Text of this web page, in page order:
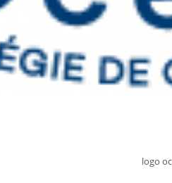
logo